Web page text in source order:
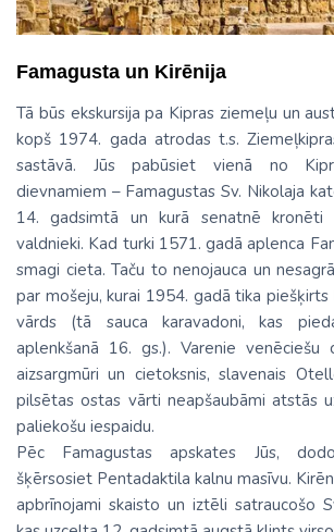
Famagusta un Kirēnija
Tā būs ekskursija pa Kipras ziemeļu un
kopš 1974. gada atrodas t.s.
sastāvā. Jūs pabūsiet vienā no
dievnamiem – Famagustas Sv. Nikolaja
14. gadsimtā un kurā senatnē kronēti
valdnieki. Kad turki 1571. gadā aplenca
smagi cieta. Taču to nenojauca un
par mošeju, kurai 1954. gadā tika
vārds (tā sauca karavadoni, kas
aplenkšanā 16. gs.). Varenie venēciešu
aizsargmūri un cietoksnis, slavenais
pilsētas ostas vārti neapšaubāmi atstās
paliekošu iespaidu.
Pēc Famagustas apskates Jūs,
šķērsosiet Pentadaktila kalnu masīvu.
apbrīnojami skaisto un iztēli satraucošo